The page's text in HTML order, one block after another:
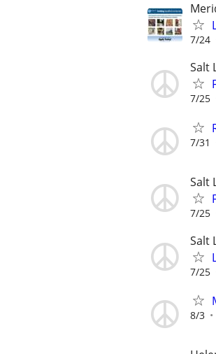
7/24
Salt
7/25
7/31
Salt
7/25
Salt
7/25
8/3